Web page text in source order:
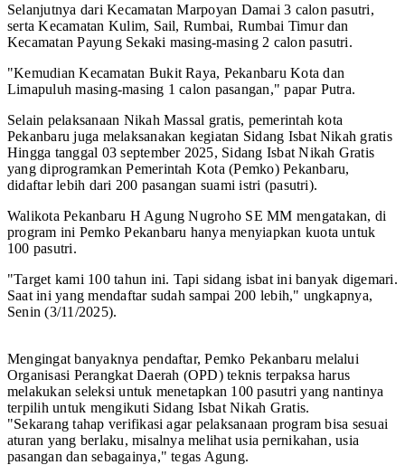
Selanjutnya dari Kecamatan Marpoyan Damai 3 calon pasutri,
serta Kecamatan Kulim, Sail, Rumbai, Rumbai Timur dan
Kecamatan Payung Sekaki masing-masing 2 calon pasutri.
"Kemudian Kecamatan Bukit Raya, Pekanbaru Kota dan
Limapuluh masing-masing 1 calon pasangan," papar Putra.
Selain pelaksanaan Nikah Massal gratis, pemerintah kota
Pekanbaru juga melaksanakan kegiatan Sidang Isbat Nikah gratis
Hingga tanggal 03 september 2025, Sidang Isbat Nikah Gratis
yang diprogramkan Pemerintah Kota (Pemko) Pekanbaru,
didaftar lebih dari 200 pasangan suami istri (pasutri).
Walikota Pekanbaru H Agung Nugroho SE MM mengatakan, di
program ini Pemko Pekanbaru hanya menyiapkan kuota untuk
100 pasutri.
"Target kami 100 tahun ini. Tapi sidang isbat ini banyak digemari.
Saat ini yang mendaftar sudah sampai 200 lebih," ungkapnya,
Senin (3/11/2025).
Mengingat banyaknya pendaftar, Pemko Pekanbaru melalui
Organisasi Perangkat Daerah (OPD) teknis terpaksa harus
melakukan seleksi untuk menetapkan 100 pasutri yang nantinya
terpilih untuk mengikuti Sidang Isbat Nikah Gratis.
"Sekarang tahap verifikasi agar pelaksanaan program bisa sesuai
aturan yang berlaku, misalnya melihat usia pernikahan, usia
pasangan dan sebagainya," tegas Agung.